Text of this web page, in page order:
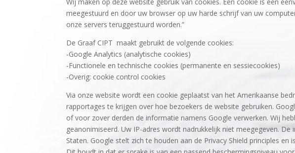
meegestuurd en door uw browser op uw harde schrijf van uw
onze servers teruggestuurd worden.”
De Graaf CIPT maakt gebruikt de volgende cookies:
-Google Analytics (analytische cookies)
-Functionele en technische cookies (permanente en sessiecookies)
-Overig: cookie control cookies
Via onze website wordt een cookie geplaatst van het Amerikaanse
rapportages te krijgen over hoe bezoekers de website gebruiken.
of voor zover derden de informatie namens Google verwerken. Wij
geanonimiseerd. Uw IP-adres wordt nadrukkelijk niet meegegeven.
Staten. Google stelt zich te houden aan de Privacy Shield principles